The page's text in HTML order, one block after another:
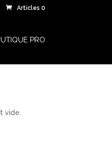
Articles 0
PRO
vide.